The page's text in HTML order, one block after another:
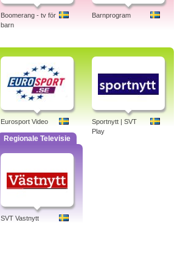
Boomerang - tv för
barn
Barnprogram
Eurosport Video
Sportnytt | SVT
Play
Regionale Televisie
SVT Vastnytt